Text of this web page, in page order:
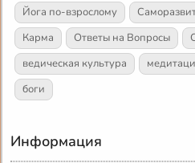
Йога по-взрослому
Карма
Ответы на Вопросы
ведическая культура
боги
Информация